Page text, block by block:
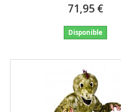
71,95 €
Disponible